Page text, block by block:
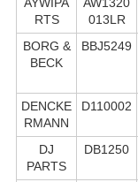
RTS
013LR
BORG &
BECK
BBJ5249
DENCKE
RMANN
D110002
DJ
PARTS
DB1250